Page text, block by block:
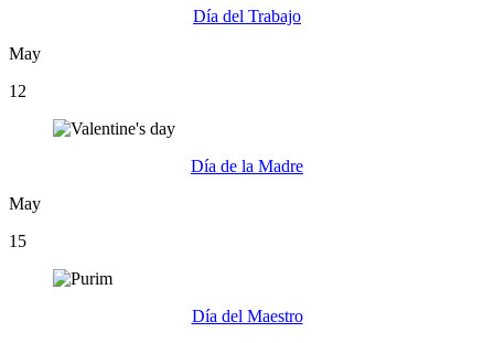
Día del Trabajo
May
12
Día de la Madre
May
15
Día del Maestro